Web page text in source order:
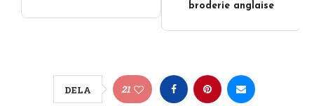
broderie anglaise
DELA 21